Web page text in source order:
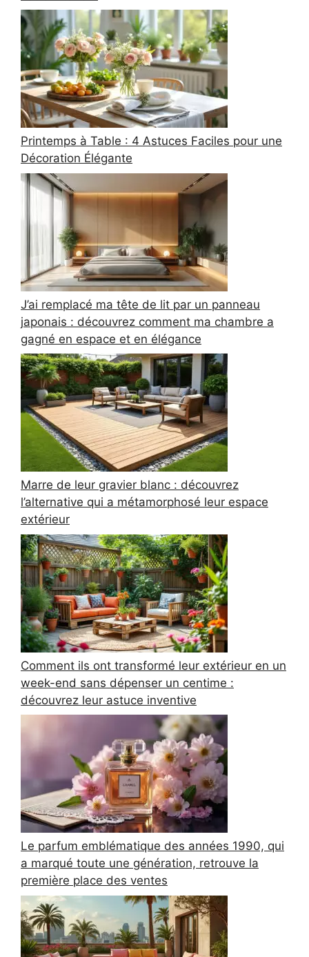
Printemps à Table : 4 Astuces Faciles pour une
Décoration Élégante
J’ai remplacé ma tête de lit par un panneau
japonais : découvrez comment ma chambre a
gagné en espace et en élégance
Marre de leur gravier blanc : découvrez
l’alternative qui a métamorphosé leur espace
extérieur
Comment ils ont transformé leur extérieur en un
week-end sans dépenser un centime :
découvrez leur astuce inventive
Le parfum emblématique des années 1990, qui
a marqué toute une génération, retrouve la
première place des ventes